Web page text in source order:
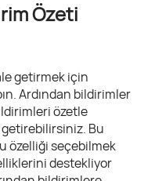
Özeti
getirmek için
Ardından bildirimler
özetle
Bu
özelliği seçebilmek
destekliyor